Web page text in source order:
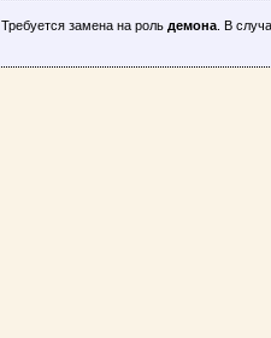
Требуется замена на роль демона . В